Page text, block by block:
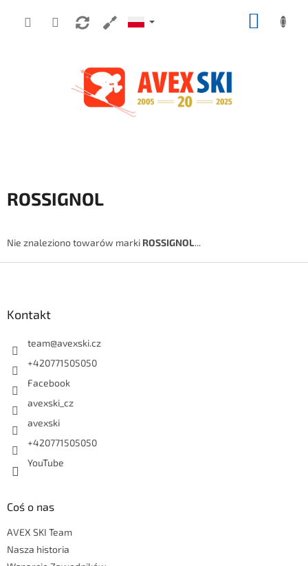
ROSSIGNOL
Nie znaleziono towarów marki ROSSIGNOL...
Kontakt
team@avexski.cz
+420771505050
Facebook
avexski_cz
avexski
+420771505050
YouTube
Coś o nas
AVEX SKI Team
Nasza historia